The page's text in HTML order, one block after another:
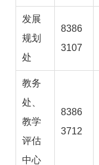
发展
规划
处
8386
3107
教务
处、
教学
评估
中心
8386
3712